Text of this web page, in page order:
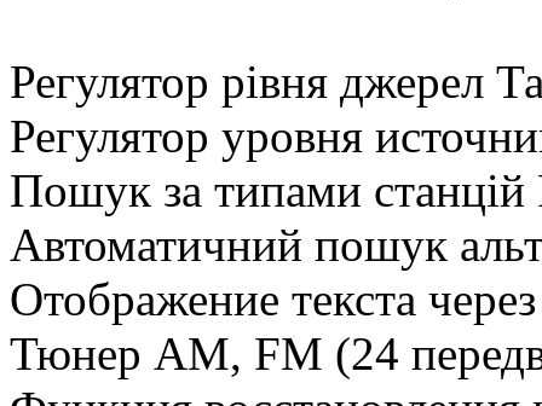
Регулятор рівня джерел
Регулятор уровня
Пошук за типами
Автоматичний пошук
Отображение текста
Тюнер AM, FM (24